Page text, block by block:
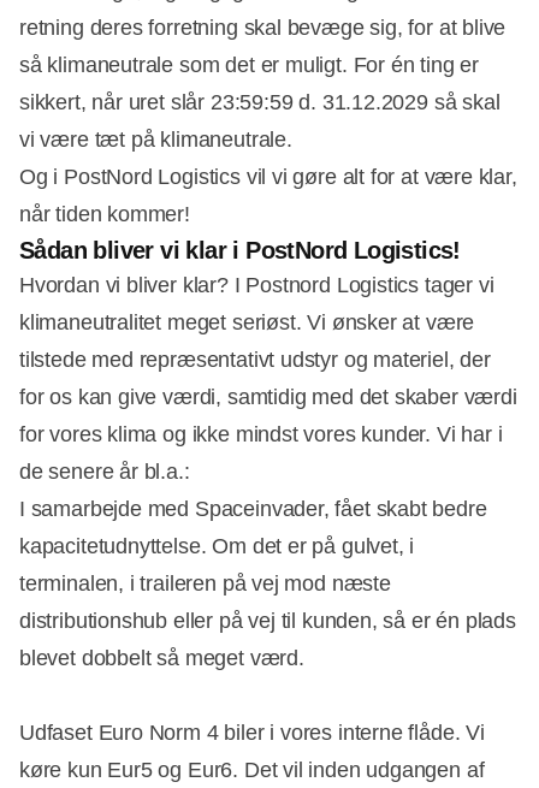
retning deres forretning skal bevæge sig, for at blive
så klimaneutrale som det er muligt. For én ting er
sikkert, når uret slår 23:59:59 d. 31.12.2029 så skal
vi være tæt på klimaneutrale.
Og i PostNord Logistics vil vi gøre alt for at være klar,
når tiden kommer!
Sådan bliver vi klar i PostNord Logistics!
Hvordan vi bliver klar? I Postnord Logistics tager vi
klimaneutralitet meget seriøst. Vi ønsker at være
tilstede med repræsentativt udstyr og materiel, der
for os kan give værdi, samtidig med det skaber værdi
for vores klima og ikke mindst vores kunder. Vi har i
de senere år bl.a.:
I samarbejde med Spaceinvader, fået skabt bedre
kapacitetudnyttelse. Om det er på gulvet, i
terminalen, i traileren på vej mod næste
distributionshub eller på vej til kunden, så er én plads
blevet dobbelt så meget værd.
Udfaset Euro Norm 4 biler i vores interne flåde. Vi
køre kun Eur5 og Eur6. Det vil inden udgangen af